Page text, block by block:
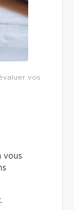
vos
vous